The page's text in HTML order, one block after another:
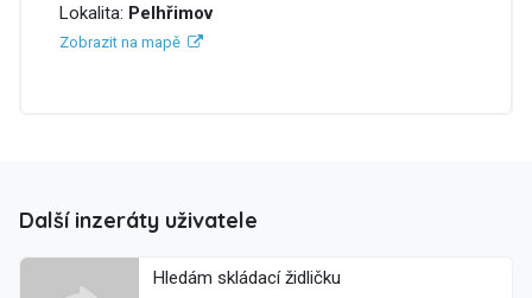
Lokalita: Pelhřimov
Zobrazit na mapě
Další inzeráty uživatele
Hledám skládací židličku